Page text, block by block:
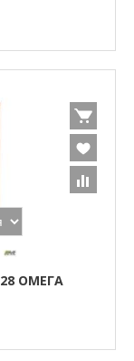
ОМЕГА